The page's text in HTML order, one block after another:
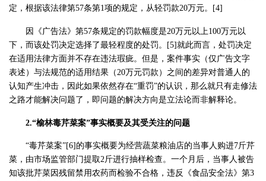
定，根据该法律第57条第1项的规定，从轻罚款20万元。[4]
因《广告法》第57条规定的罚款幅度是20万元以上100万元以
下，而该处罚决定选择了最轻程度的处罚。[5]就此而言，处罚决定
在适用法律方面并不存在违法瑕疵。但是，案件事实（仅广告文字
表述）与法规范的适用结果（20万元罚款）之间的差异对普通人的
认知产生冲击，因此如果依然存在“重罚”的认识，那么就只有走修法
之路才能解决问题了，即问题的解决方向是立法论而非解释论。
2.“榆林毒芹菜案”事实概要及其受关注的问题
“毒芹菜案”[6]的事实概要为经营蔬菜粮油店的当事人购进7斤芹
菜，由市场监管部门提取2斤进行抽样检查。一个月后，当事人被告
知该批芹菜因残留禁用农药而检验不合格，违反《食品安全法》第3